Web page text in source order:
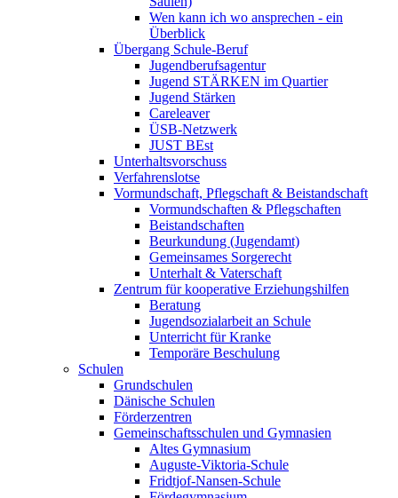
Wen kann ich wo ansprechen - ein
Überblick
Übergang Schule-Beruf
Jugendberufsagentur
Jugend STÄRKEN im Quartier
Jugend Stärken
Careleaver
ÜSB-Netzwerk
JUST BEst
Unterhaltsvorschuss
Verfahrenslotse
Vormundschaft, Pflegschaft & Beistandschaft
Vormundschaften & Pflegschaften
Beistandschaften
Beurkundung (Jugendamt)
Gemeinsames Sorgerecht
Unterhalt & Vaterschaft
Zentrum für kooperative Erziehungshilfen
Beratung
Jugendsozialarbeit an Schule
Unterricht für Kranke
Temporäre Beschulung
Schulen
Grundschulen
Dänische Schulen
Förderzentren
Gemeinschaftsschulen und Gymnasien
Altes Gymnasium
Auguste-Viktoria-Schule
Fridtjof-Nansen-Schule